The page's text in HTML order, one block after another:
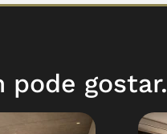
pode